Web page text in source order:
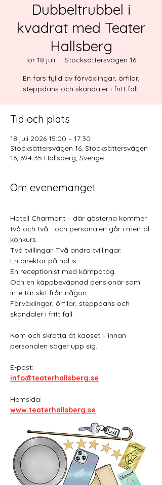
Dubbeltrubbel i
kvadrat med Teater
Hallsberg
lör 18 juli
  |
Stocksättersvägen 16
En fars fylld av förväxlingar, örfilar,
steppdans och skandaler i fritt fall.
Tid och plats
18 juli 2026 15:00 – 17:30
Stocksättersvägen 16, Stocksättersvägen
16, 694 35 Hallsberg, Sverige
Om evenemanget
Hotell Charmant – där gästerna kommer
två och två… och personalen går i mental
konkurs.
Två tvillingar. Två andra tvillingar.
En direktör på hal is.
En receptionist med kämpatag.
Och en käppbeväpnad pensionär som
inte tar skit från någon.
Förväxlingar, örfilar, steppdans och
skandaler i fritt fall.
Kom och skratta åt kaoset – innan
personalen säger upp sig.
E-post:
info@teaterhallsberg.se
Hemsida:
www.teaterhallsberg.se